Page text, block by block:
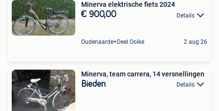
Minerva elektrische fiets 2024
€ 900,00 Details
Oudenaarde+Deel Ooike 2 aug 26
Minerva, team carrera, 14 versnellingen
Bieden Details